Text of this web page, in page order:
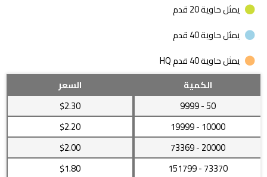
يمثل حاوية 20 قدم
يمثل حاوية 40 قدم
يمثل حاوية 40 قدم HQ
الكمية
السعر
50
- 9999
$2.30
10000
- 19999
$2.20
20000
- 73369
$2.00
73370
- 151799
$1.80
حبل
المقاومة
عضلات
المؤخرة